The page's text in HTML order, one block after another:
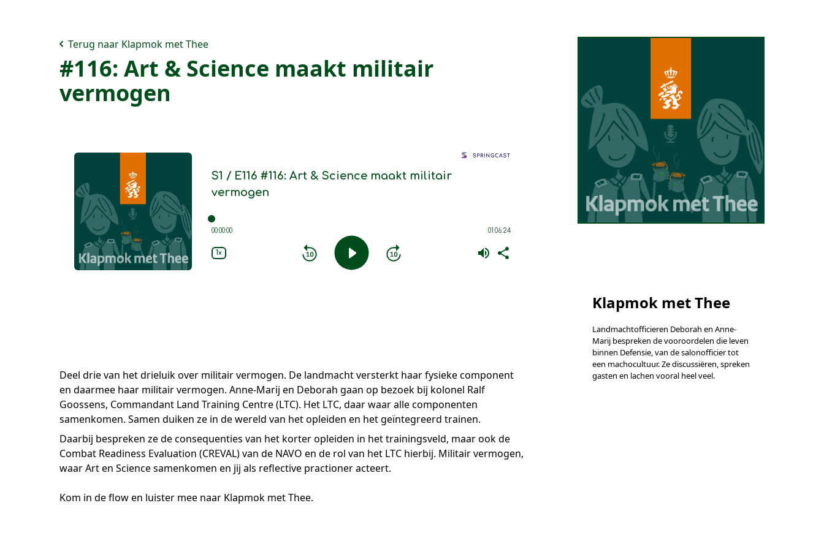
Terug naar Klapmok met Thee
#116: Art & Science maakt militair
vermogen
Deel drie van het drieluik over militair vermogen. De landmacht versterkt haar fysieke component
en daarmee haar militair vermogen. Anne-Marij en Deborah gaan op bezoek bij kolonel Ralf
Goossens, Commandant Land Training Centre (LTC). Het LTC, daar waar alle componenten
samenkomen. Samen duiken ze in de wereld van het opleiden en het geïntegreerd trainen.
Daarbij bespreken ze de consequenties van het korter opleiden in het trainingsveld, maar ook de
Combat Readiness Evaluation (CREVAL) van de NAVO en de rol van het LTC hierbij. Militair vermogen,
waar Art en Science samenkomen en jij als reflective practioner acteert.
Kom in de flow en luister mee naar Klapmok met Thee.
Klapmok met Thee
Landmachtofficieren Deborah en Anne-
Marij bespreken de vooroordelen die leven
binnen Defensie, van de salonofficier tot
een machocultuur. Ze discussiëren, spreken
gasten en lachen vooral heel veel.